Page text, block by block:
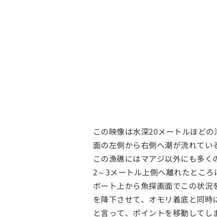
この映像は水深20メートルほど
面の左側から右側へ潮が流れて
この漁礁にはマアジ以外にも多
2～3メートル上側へ離れたとこ
ボート上から魚探画面でこの状
を降下させて、オモリ着底と同
と言って、ポイントを移動して